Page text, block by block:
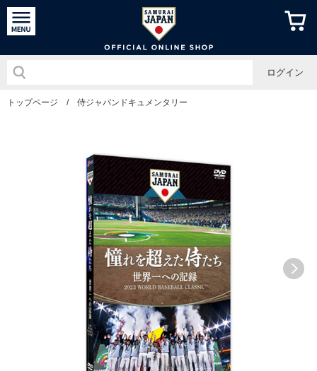
侍ジャパ
ログイン
トップページ / 侍ジャパンドキュメンタリー